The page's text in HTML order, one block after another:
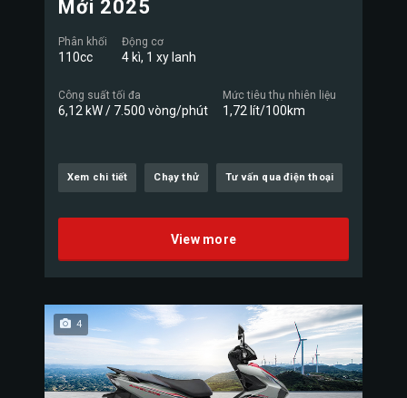
Mới 2025
Phân khối
110cc
Động cơ
4 kì, 1 xy lanh
Công suất tối đa
6,12 kW / 7.500 vòng/phút
Mức tiêu thụ nhiên liệu
1,72 lít/100km
Xem chi tiết Chạy thử Tư vấn qua điện thoại
View more
4